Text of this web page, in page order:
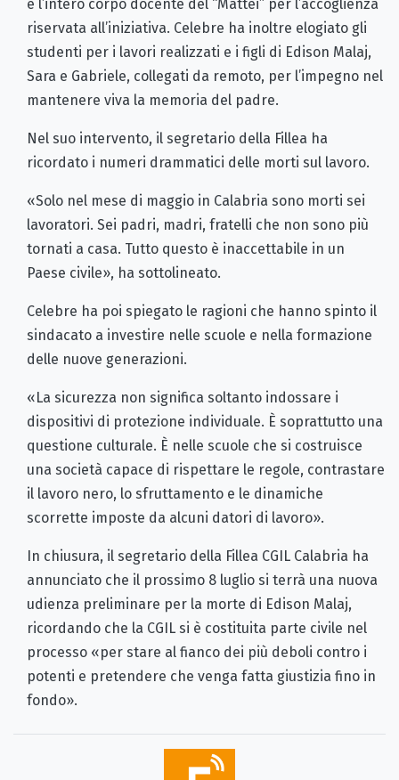
e l’intero corpo docente del “Mattei” per l’accoglienza
riservata all’iniziativa. Celebre ha inoltre elogiato gli
studenti per i lavori realizzati e i figli di Edison Malaj,
Sara e Gabriele, collegati da remoto, per l’impegno nel
mantenere viva la memoria del padre.
Nel suo intervento, il segretario della Fillea ha
ricordato i numeri drammatici delle morti sul lavoro.
«Solo nel mese di maggio in Calabria sono morti sei
lavoratori. Sei padri, madri, fratelli che non sono più
tornati a casa. Tutto questo è inaccettabile in un
Paese civile», ha sottolineato.
Celebre ha poi spiegato le ragioni che hanno spinto il
sindacato a investire nelle scuole e nella formazione
delle nuove generazioni.
«La sicurezza non significa soltanto indossare i
dispositivi di protezione individuale. È soprattutto una
questione culturale. È nelle scuole che si costruisce
una società capace di rispettare le regole, contrastare
il lavoro nero, lo sfruttamento e le dinamiche
scorrette imposte da alcuni datori di lavoro».
In chiusura, il segretario della Fillea CGIL Calabria ha
annunciato che il prossimo 8 luglio si terrà una nuova
udienza preliminare per la morte di Edison Malaj,
ricordando che la CGIL si è costituita parte civile nel
processo «per stare al fianco dei più deboli contro i
potenti e pretendere che venga fatta giustizia fino in
fondo».